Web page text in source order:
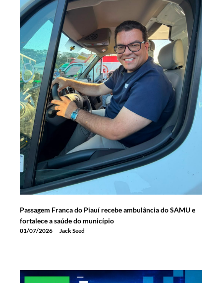
Passagem Franca do Piauí recebe ambulância do SAMU e
fortalece a saúde do município
01/07/2026 Jack Seed